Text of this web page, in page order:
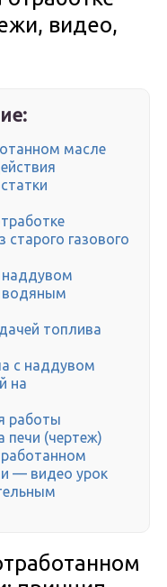
видео,
масле
старого газового
наддувом
водяным
топлива
с наддувом
на
работы
печи (чертеж)
— видео урок